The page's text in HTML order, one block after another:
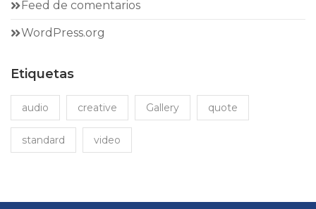
Feed de comentarios
WordPress.org
Etiquetas
audio creative Gallery quote
standard video